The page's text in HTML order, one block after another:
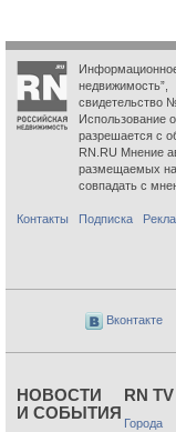
недвижимость”,
свидетельство
Использование
разрешается с
RN.RU Мнение
размещаемых
совпадать с
Контакты Подписка
Вконтакте
НОВОСТИ
И СОБЫТИЯ
RN TV
Города